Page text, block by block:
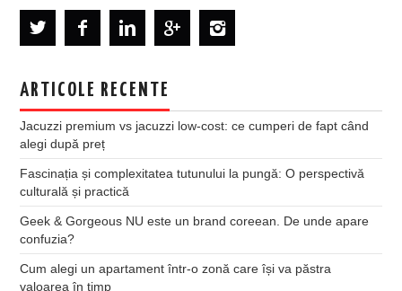
ARTICOLE RECENTE
Jacuzzi premium vs jacuzzi low-cost: ce cumperi de fapt când
alegi după preț
Fascinația și complexitatea tutunului la pungă: O perspectivă
culturală și practică
Geek & Gorgeous NU este un brand coreean. De unde apare
confuzia?
Cum alegi un apartament într-o zonă care își va păstra
valoarea în timp